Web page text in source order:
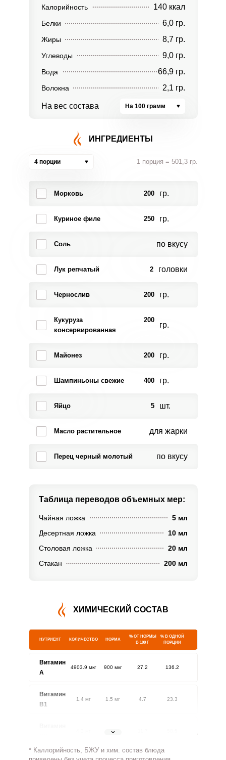
Калорийность 140 ккал
Белки 6,0 гр.
Жиры 8,7 гр.
Углеводы 9,0 гр.
Вода 66,9 гр.
Волокна 2,1 гр.
На вес состава На 100 грамм
ИНГРЕДИЕНТЫ
4 порции 1 порция = 501,3 гр.
Морковь 200 гр.
Куриное филе 250 гр.
Соль по вкусу
Лук репчатый 2 головки
Чернослив 200 гр.
Кукуруза
консервированная
200
гр.
Майонез 200 гр.
Шампиньоны свежие 400 гр.
Яйцо 5 шт.
Масло растительное для жарки
Перец черный молотый по вкусу
Таблица переводов объемных мер:
Чайная ложка
5 мл
Десертная ложка
10 мл
Столовая ложка
20 мл
Стакан
200 мл
ХИМИЧЕСКИЙ СОСТАВ
НУТРИЕНТ КОЛИЧЕСТВО НОРМА
% ОТ НОРМЫ
В 100 Г
% В ОДНОЙ
ПОРЦИИ
Витамин
A
4903.9 мкг 900 мкг 27.2 136.2
Витамин
В1
1.4 мг 1.5 мг 4.7 23.3
1.8 мг
Витамин
* Каллорийность, БЖУ и хим. состав блюда